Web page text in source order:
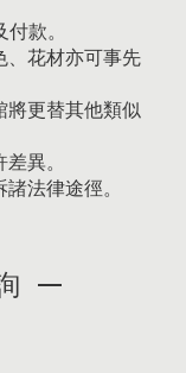
款。
、花材亦可事先
將更替其他類似
異。
法律途徑。